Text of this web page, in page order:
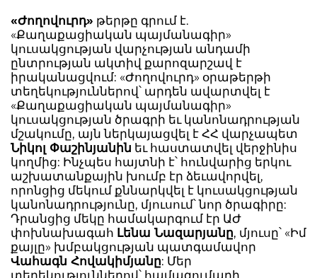
«Ժողովուրդ» թերթը գրում է.
«Քաղաքացիական պայմանագիր»
կուսակցության վարչության անդամի
ընտրության ակտիվ քարոզարշավ է
իրականացվում: «Ժողովուրդ» օրաթերթի
տեղեկություններով՝ արդեն ավարտվել է
«Քաղաքացիական պայմանագիր»
կուսակցության ծրագրի եւ կանոնադրության
մշակումը, այն ներկայացվել է ՀՀ վարչապետ
Նիկոլ Փաշինյանին եւ հաստատվել վերջինիս
կողմից: Ինչպես հայտնի է՝ հունվարից երկու
աշխատանքային խումբ էր ձեւավորվել,
որոնցից մեկում քննարկվել է կուսակցության
կանոնադրությունը, մյուսում՝ նոր ծրագիրը:
Դրանցից մեկը համակարգում էր ԱԺ
փոխնախագահ Լենա Նազարյանը, մյուսը՝ «Իմ
քայլը» խմբակցության պատգամավոր
Վահագն Հովակիմյանը: Մեր
տեղեկություններով՝ համագումարի